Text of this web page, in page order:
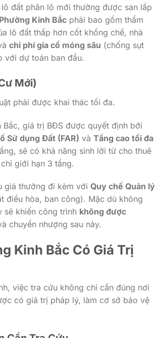
lô đất phân lô mới thường được san lấp
Kinh Bắcphải bao gồm thẩm
lô đất thấp hơn cốt khống chế, nhà
chi phí gia cố móng sâu (chống sụt
với dự toán ban đầu.
Mới)
phải được khai thác tối đa.
Bắc, giá trị BĐS được quyết định bởi
Sử dụng Đất (FAR) và Tầng cao tối đa
sẽ có khả năng sinh lời từ cho thuê
giới hạn 3 tầng.
giá thường đi kèm với Quy chế Quản lý
điều hòa, ban công). Mặc dù không
sẽ khiến công trình không được
chuyển nhượng sau này.
Kinh Bắc Có Giá Trị
việc tra cứu không chỉ cần đúng nơi
có giá trị pháp lý, làm cơ sở bảo vệ